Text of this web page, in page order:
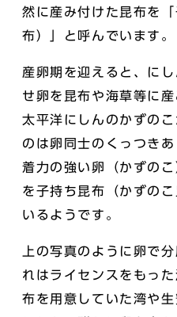
然に産み付けた昆布を
布）」と呼んでいます。
産卵期を迎えると、に
せ卵を昆布や海草等に産
太平洋にしんのかずの
のは卵同士のくっつき
着力の強い卵（かずの
を子持ち昆布（かずの
いるようです。
上の写真のように卵で
れはライセンスをもっ
布を用意していた湾や